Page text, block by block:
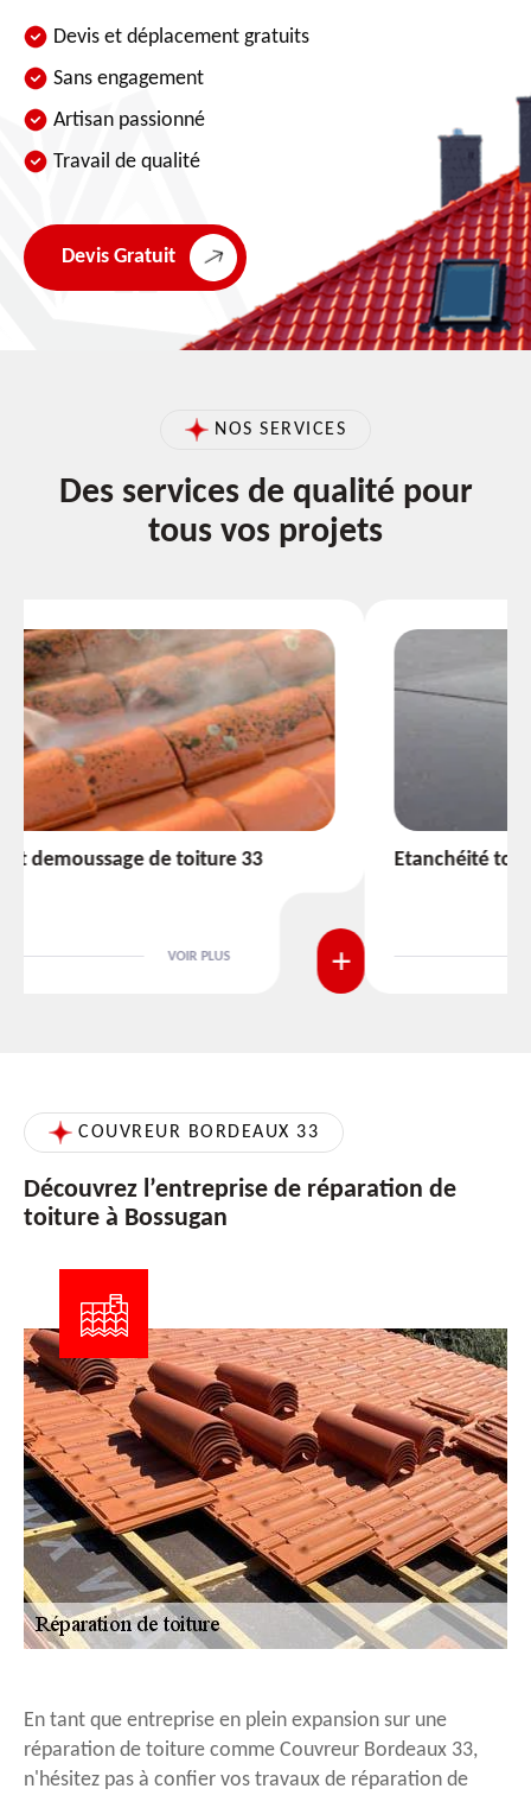
Devis et déplacement gratuits
Sans engagement
Artisan passionné
Travail de qualité
Devis Gratuit
NOS SERVICES
Des services de qualité pour
tous vos projets
Etanchéité toiture 33
VOIR PLUS
COUVREUR BORDEAUX 33
Découvrez l’entreprise de réparation de
toiture à Bossugan
En tant que entreprise en plein expansion sur une
réparation de toiture comme Couvreur Bordeaux 33,
n'hésitez pas à confier vos travaux de réparation de